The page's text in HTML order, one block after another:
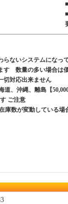
ないシステムになっ
数量の多い場合は
切対応出来ません
道、沖縄、離島【
す ご注意
庫数が変動している